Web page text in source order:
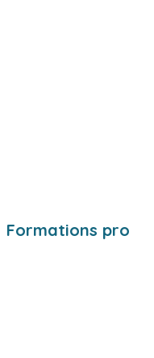
Formations pro